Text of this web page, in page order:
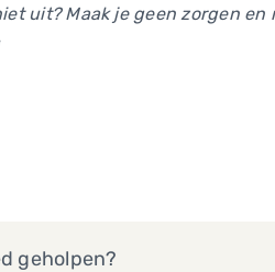
uit? Maak je geen zorgen
geholpen?